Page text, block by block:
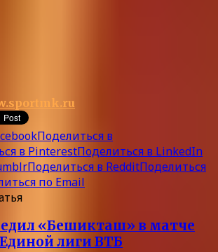
Поделиться в
в PinterestПоделиться в LinkedIn
Поделиться в RedditПоделиться
по Email
«Бешикташ» в матче
лиги ВТБ